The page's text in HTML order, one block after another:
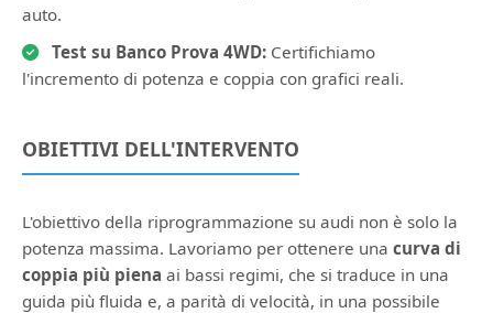
auto.
Test su Banco Prova 4WD: Certifichiamo
l'incremento di potenza e coppia con grafici reali.
OBIETTIVI DELL'INTERVENTO
L'obiettivo della riprogrammazione su audi non è solo la
potenza massima. Lavoriamo per ottenere una curva di
coppia più piena ai bassi regimi, che si traduce in una
guida più fluida e, a parità di velocità, in una possibile